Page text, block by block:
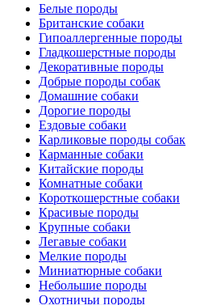
Белые породы
Британские собаки
Гипоаллергенные породы
Гладкошерстные породы
Декоративные породы
Добрые породы собак
Домашние собаки
Дорогие породы
Ездовые собаки
Карликовые породы собак
Карманные собаки
Китайские породы
Комнатные собаки
Короткошерстные собаки
Красивые породы
Крупные собаки
Легавые собаки
Мелкие породы
Миниатюрные собаки
Небольшие породы
Охотничьи породы